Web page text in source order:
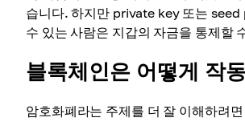
습니다. 하지만 private key 또는
수 있는 사람은 지갑의 자금을 통제할
블록체인은 어떻게 작
암호화폐라는 주제를 더 잘 이해하려면